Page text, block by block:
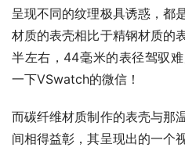
呈现不同的纹理极具诱惑，都
材质的表壳相比于精钢材质的
半左右，44毫米的表径驾驭
一下VSwatch的微信！
而碳纤维材质制作的表壳与那
间相得益彰，其呈现出的一个